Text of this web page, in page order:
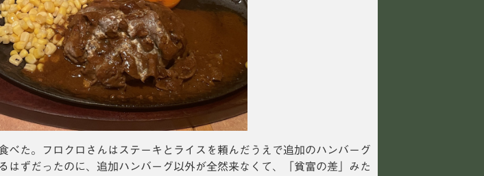
べた。フロクロさんはステーキとライスを頼んだうえで追加のハンバーグ
はずだったのに、追加ハンバーグ以外が全然来なくて、「貧富の差」みた